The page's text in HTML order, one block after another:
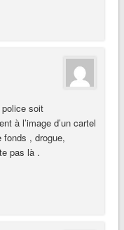
police soit
à l’image d’un cartel
fonds , drogue,
pas là .